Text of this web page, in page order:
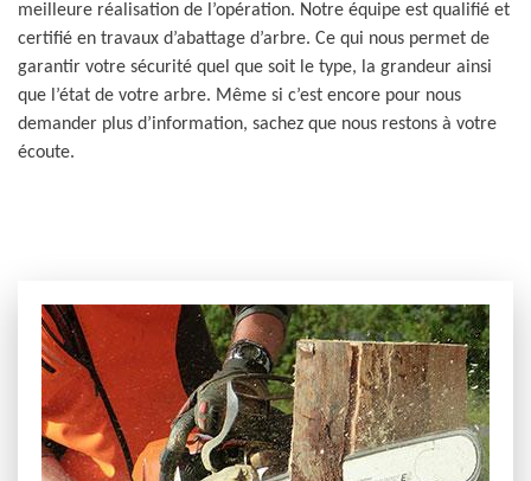
meilleure réalisation de l’opération. Notre équipe est qualifié et
certifié en travaux d’abattage d’arbre. Ce qui nous permet de
garantir votre sécurité quel que soit le type, la grandeur ainsi
que l’état de votre arbre. Même si c’est encore pour nous
demander plus d’information, sachez que nous restons à votre
écoute.